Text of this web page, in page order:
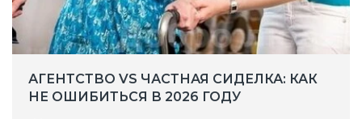
АГЕНТСТВО VS ЧАСТНАЯ СИДЕЛКА: КАК
НЕ ОШИБИТЬСЯ В 2026 ГОДУ